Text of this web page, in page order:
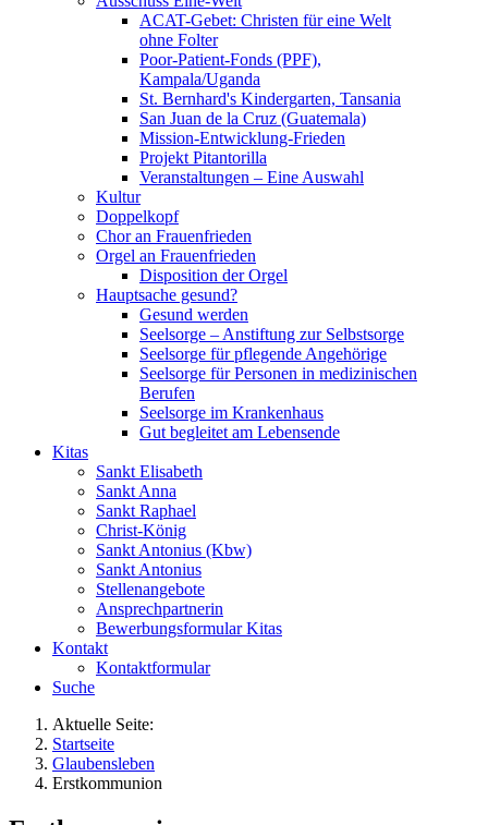
ACAT-Gebet: Christen für eine Welt
ohne Folter
Poor-Patient-Fonds (PPF),
Kampala/Uganda
St. Bernhard's Kindergarten, Tansania
San Juan de la Cruz (Guatemala)
Mission-Entwicklung-Frieden
Projekt Pitantorilla
Veranstaltungen – Eine Auswahl
Kultur
Doppelkopf
Chor an Frauenfrieden
Orgel an Frauenfrieden
Disposition der Orgel
Hauptsache gesund?
Gesund werden
Seelsorge – Anstiftung zur Selbstsorge
Seelsorge für pflegende Angehörige
Seelsorge für Personen in medizinischen
Berufen
Seelsorge im Krankenhaus
Gut begleitet am Lebensende
Kitas
Sankt Elisabeth
Sankt Anna
Sankt Raphael
Christ-König
Sankt Antonius (Kbw)
Sankt Antonius
Stellenangebote
Ansprechpartnerin
Bewerbungsformular Kitas
Kontakt
Kontaktformular
Suche
Aktuelle Seite:
Startseite
Glaubensleben
Erstkommunion